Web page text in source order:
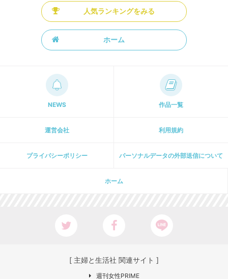
人気ランキングをみる
ホーム
NEWS 作品一覧
運営会社 利用規約
プライパシーポリシー パーソナルデータの外部送信について
ホーム
[ 主婦と生活社 関連サイト ]
週刊女性PRIME